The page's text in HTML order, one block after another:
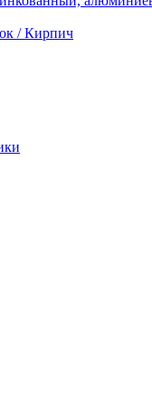
/ Кирпич